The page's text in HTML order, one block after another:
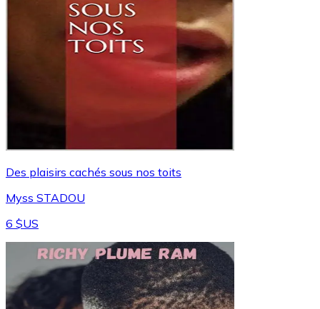
Des plaisirs cachés sous nos toits
Myss STADOU
6 $US